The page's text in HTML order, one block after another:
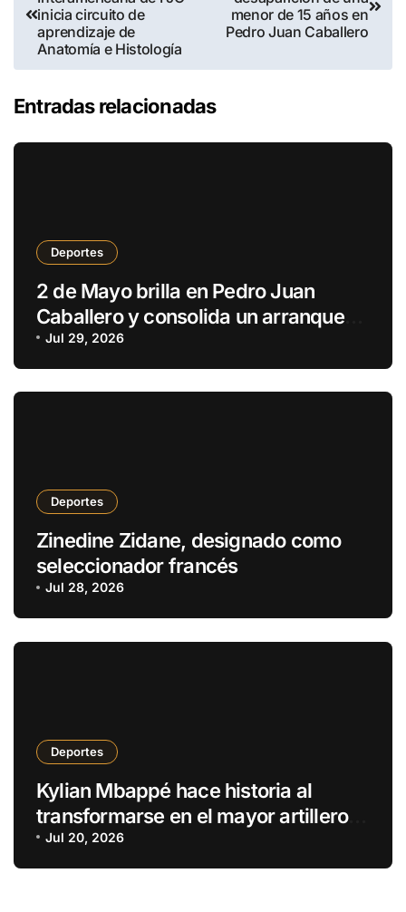
inicia circuito de
aprendizaje de
Anatomía e Histología
menor de 15 años en
Pedro Juan Caballero
Entradas relacionadas
Deportes
2 de Mayo brilla en Pedro Juan
Caballero y consolida un arranque
con puntaje perfecto
Jul 29, 2026
Deportes
Zinedine Zidane, designado como
seleccionador francés
Jul 28, 2026
Deportes
Kylian Mbappé hace historia al
transformarse en el mayor artillero
de los mundiales
Jul 20, 2026